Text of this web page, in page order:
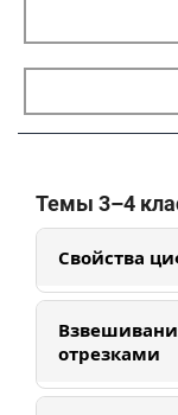
Темы 3–4
Свойства
Изучаем
четность,
помощь к
отрезками